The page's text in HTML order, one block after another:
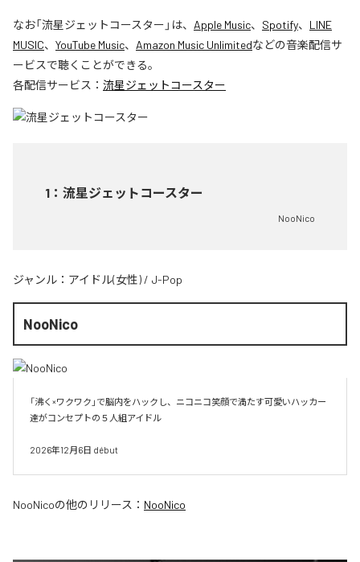
なお「流星ジェットコースター 」は、 Apple Music、 Spotify、 LINE
MUSIC、 YouTube Music、 Amazon Music Unlimitedなどの音楽配信サ
ービスで聴くことができる。
各配信サービス： 流星ジェットコースター
1 ： 流星ジェットコースター
NooNico
ジャンル： アイドル(女性) / J-Pop
NooNico
「沸く×ワクワク」で脳内をハックし、ニコニコ笑顔で満たす可愛いハッカー
達がコンセプトの５人組アイドル
2026年12月6日 début
NooNicoの他のリリース： NooNico